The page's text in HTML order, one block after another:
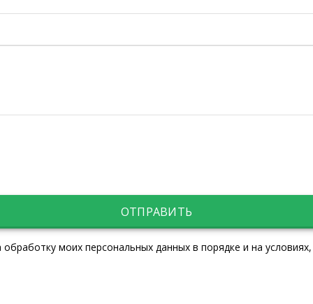
ОТПРАВИТЬ
моих персональных данных в порядке и на